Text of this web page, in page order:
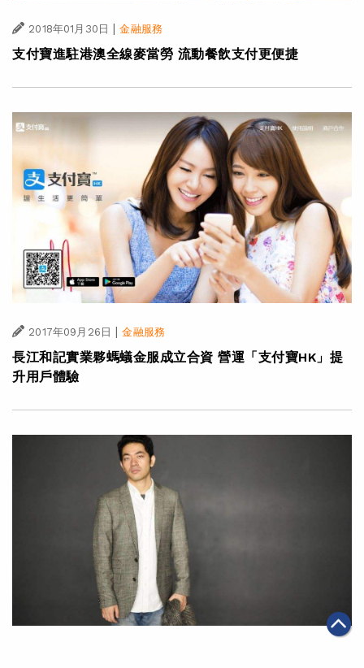
2018年01月30日 | 金融服務
支付寶進駐港澳全線麥當勞 流動餐飲支付更便捷
2017年09月26日 | 金融服務
長江和記實業夥螞蟻金服成立合資 營運「支付寶HK」提
升用戶體驗